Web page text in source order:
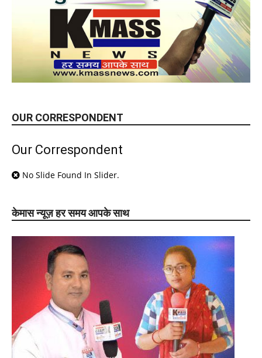
OUR CORRESPONDENT
Our Correspondent
No Slide Found In Slider.
केमास न्यूज़ हर समय आपके साथ